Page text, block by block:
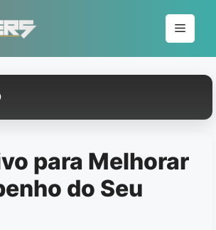
Menu
para Melhorar
do Seu